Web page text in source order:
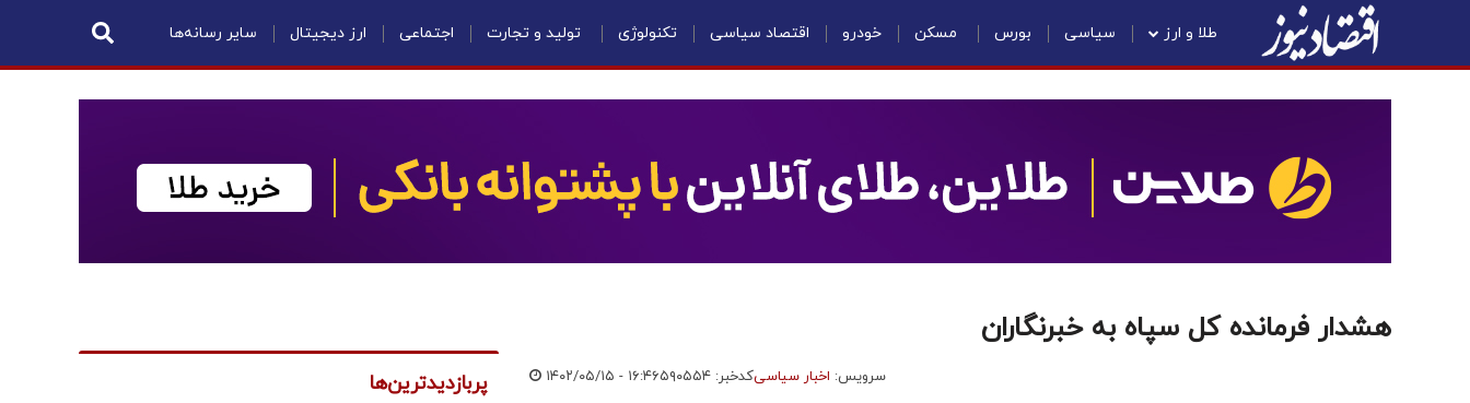
طلا و ارز سیاسی بورس مسکن خودرو اقتصاد سیاسی تکنولوژی تولید و تجارت اجتماعی ارز دیجیتال سایر رسانه‌ها
هشدار فرمانده کل سپاه به خبرنگاران
سرویس: اخبار سیاسیکدخبر: ۵۹۰۵۵۴ ۱۴۰۲/۰۵/۱۵ - ۱۶:۴۶ پربازدیدترین‌ها